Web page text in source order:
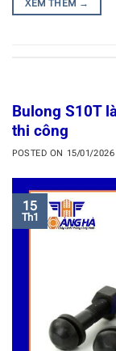
XEM THÊM →
Bulong S10T
thi công
POSTED ON 15/01/2026
15
Th1